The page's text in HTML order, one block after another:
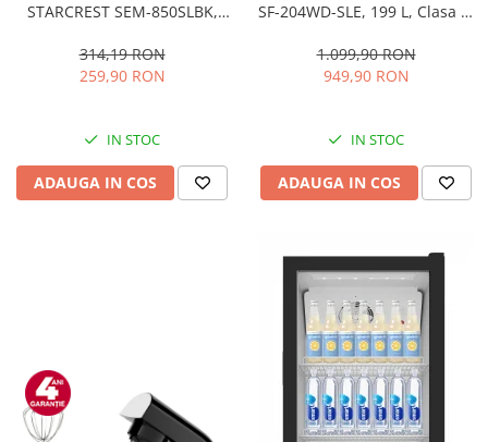
STARCREST SEM-850SLBK,
detasabil 1.5L, dispozitiv
spumare, filtru dublu din
314,19 RON
259,90 RON
IN STOC
ADAUGA IN COS
SF-204WD-SLE, 199 L, Clasa E,
Termostat Ajustabil, Usi
reversibile, H 143 cm, Argintiu
1.099,90 RON
949,90 RON
IN STOC
ADAUGA IN COS